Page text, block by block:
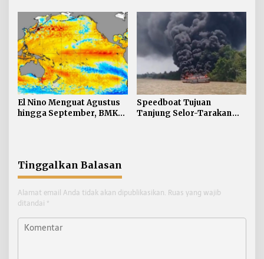
Diduga dari Genset
El Nino Menguat Agustus
hingga September, BMKG:
Speedboat Tujuan
Tanjung Selor-Tarakan
Tinggalkan Balasan
Alamat email Anda tidak akan dipublikasikan. Ruas yang wajib
ditandai *